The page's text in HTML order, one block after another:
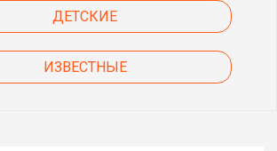
ДЕТСКИЕ
ИЗВЕСТНЫЕ